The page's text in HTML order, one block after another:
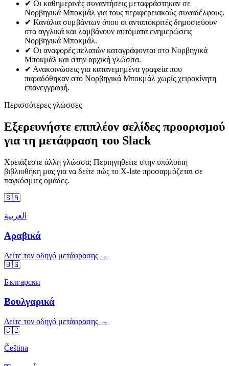
✔ Οι καθημερινές συναντήσεις μεταφράστηκαν σε
Νορβηγικά Μποκμάλ για τους περιφερειακούς συναδέλφους.
✔ Κανάλια συμβάντων όπου οι ανταποκριτές δημοσιεύουν
στα αγγλικά και λαμβάνουν αυτόματα ενημερώσεις
Νορβηγικά Μποκμάλ.
✔ Οι αναφορές πελατών καταγράφονται στο Νορβηγικά
Μποκμάλ και στην αρχική γλώσσα.
✔ Ανακοινώσεις για κατανεμημένα γραφεία που
παραδόθηκαν στο Νορβηγικά Μποκμάλ χωρίς χειροκίνητη
επανεγγραφή.
Περισσότερες γλώσσες
Εξερευνήστε επιπλέον σελίδες προορισμού
για τη μετάφραση του Slack
Χρειάζεστε άλλη γλώσσα; Περιηγηθείτε στην υπόλοιπη
βιβλιοθήκη μας για να δείτε πώς το X-late προσαρμόζεται σε
παγκόσμιες ομάδες.
🇸🇦
العربية
Αραβικά
Δείτε τον οδηγό μετάφρασης →
🇧🇬
Български
Βουλγαρικά
Δείτε τον οδηγό μετάφρασης →
🇨🇿
Čeština